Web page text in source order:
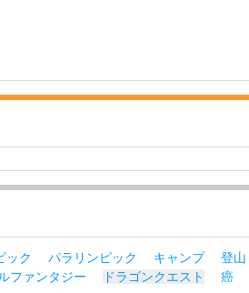
ック パラリンピック キャンプ 登山
ファンタジー ドラゴンクエスト 癌